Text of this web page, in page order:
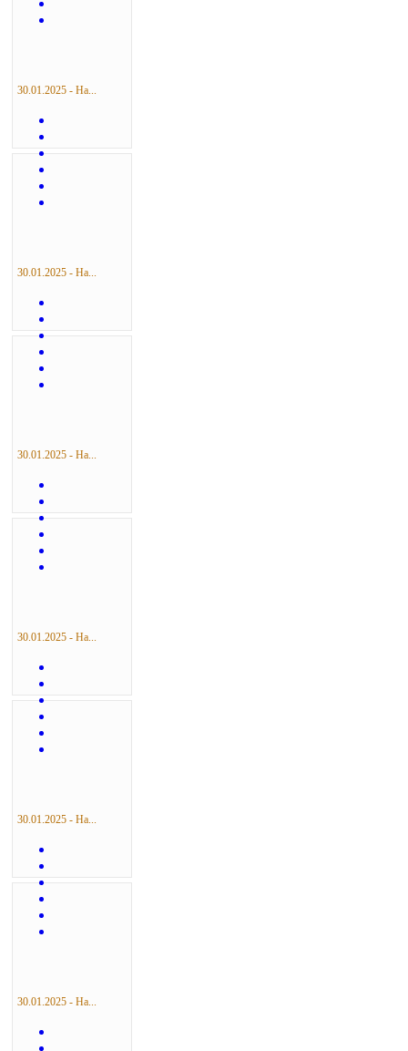
30.01.2025 - На...
30.01.2025 - На...
30.01.2025 - На...
30.01.2025 - На...
30.01.2025 - На...
30.01.2025 - На...